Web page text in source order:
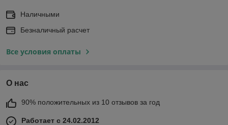
Наличными
Безналичный расчет
Все условия оплаты
О нас
90% положительных из 10 отзывов за год
Работает с 24.02.2012